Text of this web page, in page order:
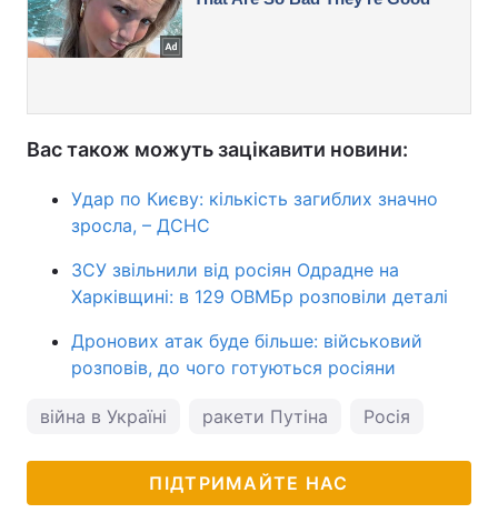
Вас також можуть зацікавити новини:
Удар по Києву: кількість загиблих значно
зросла, – ДСНС
ЗСУ звільнили від росіян Одрадне на
Харківщині: в 129 ОВМБр розповіли деталі
Дронових атак буде більше: військовий
розповів, до чого готуються росіяни
війна в Україні ракети Путіна Росія
ПІДТРИМАЙТЕ НАС